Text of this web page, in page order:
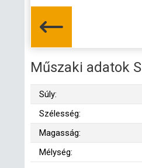
Műszaki adatok
Súly:
Szélesség:
Magasság:
Mélység: